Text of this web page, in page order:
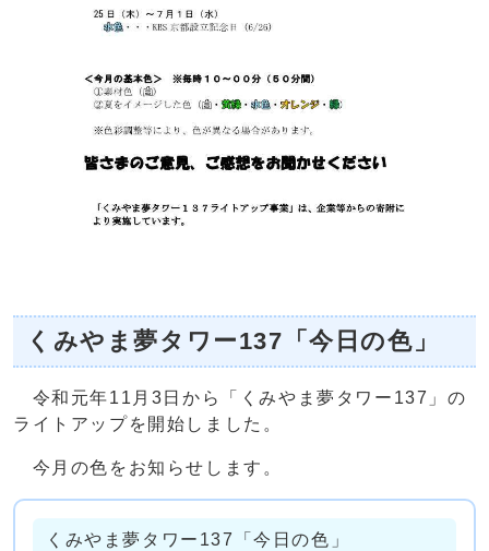
くみやま夢タワー137「今日の色」
令和元年11月3日から「くみやま夢タワー137」の
ライトアップを開始しました。
今月の色をお知らせします。
くみやま夢タワー137「今日の色」